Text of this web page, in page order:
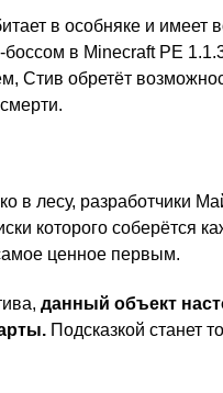
в особняке и имеет
в Minecraft PE
Стив обретёт
в лесу, разработчики
которого соберётся
ценное первым.
данный объект
Подсказкой станет